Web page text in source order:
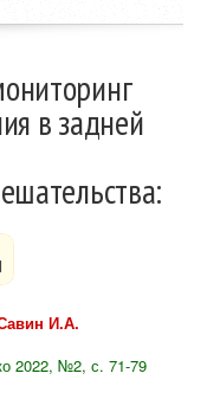
в задней
И.А.
2022, №2, с. 71-79